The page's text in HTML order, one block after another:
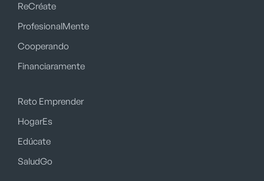
ReCréate
ProfesionalMente
Cooperando
Financiaramente
Reto Emprender
HogarEs
Edúcate
SaludGo